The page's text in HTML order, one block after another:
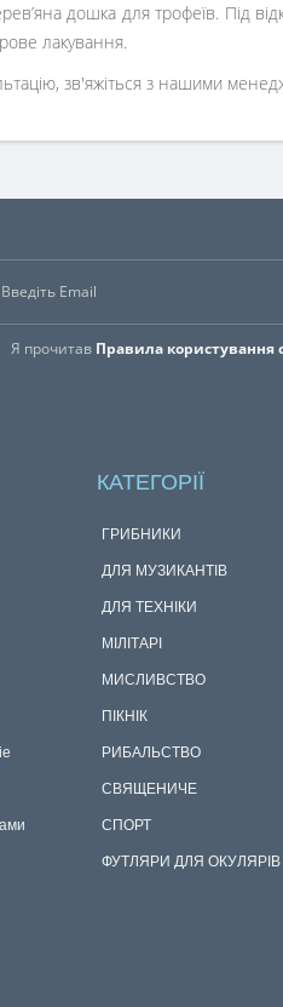
дошка для трофеїв. Під
лакування.
зв'яжіться з нашими
Я прочитав Правила користування
КАТЕГОРІЇ
ГРИБНИКИ
ДЛЯ МУЗИКАНТІВ
ДЛЯ ТЕХНІКИ
МІЛІТАРІ
МИСЛИВСТВО
ПІКНІК
РИБАЛЬСТВО
СВЯЩЕНИЧЕ
СПОРТ
ФУТЛЯРИ ДЛЯ ОКУЛЯРІВ